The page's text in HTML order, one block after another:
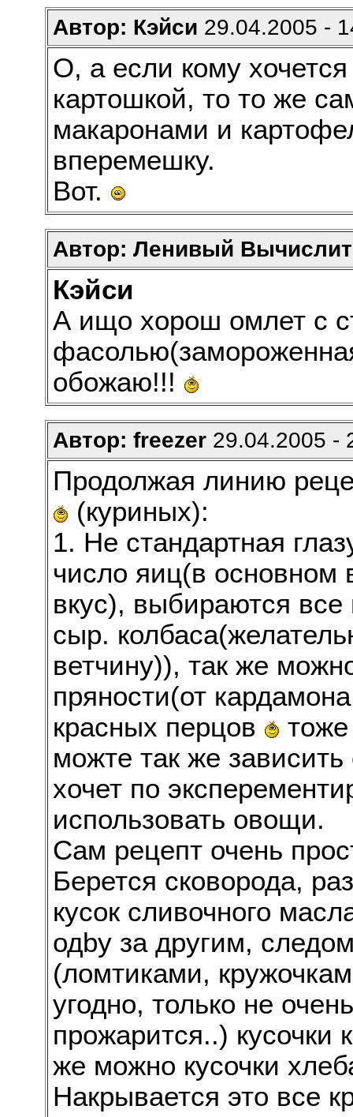
Автор: Кэйси 29.04.2005 -
О, а если кому
картошкой, то то же
макаронами и
вперемешку.
Вот.
Автор: Ленивый
Кэйси
А ищо хорош омлет с
обожаю!!!
Автор: freezer29.04.2005 -
Продолжая линию
(куриных):
1. Не стандартная
число яиц(в основном
вкус), выбираются все
сыр.
ветчину)), так же
пряности(от
красных перцов
можте так же зависить
хочет по
использовать овощи.
Сам рецепт очень
Берется сковорода,
кусок сливочного
одby за другим,
(ломтиками,
угодно, только не
прожарится..) кусочки
же можно кусочки
Накрывается это все